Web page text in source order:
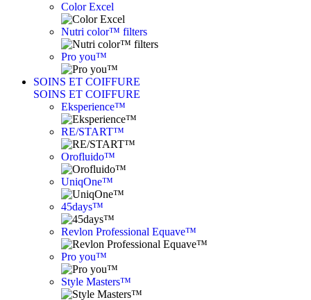
Color Excel
Nutri color™ filters
Pro you™
SOINS ET COIFFURE
SOINS ET COIFFURE
Eksperience™
RE/START™
Orofluido™
UniqOne™
45days™
Revlon Professional Equave™
Pro you™
Style Masters™